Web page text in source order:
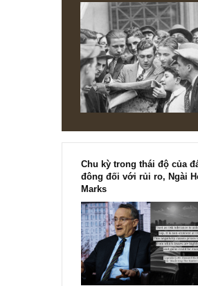
Ấn phẩm đầu tư giá trị
[Ấn phẩm kỳ 82], 36/
chính thức phát hành!!
Chu kỳ trong thái độ